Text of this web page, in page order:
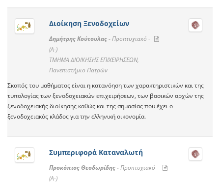
Διοίκηση Ξενοδοχείων
Δημήτρης Κούτουλας -Προπτυχιακό -
(A-)
ΤΜΗΜΑ ΔΙΟΙΚΗΣΗΣ ΕΠΙΧΕΙΡΗΣΕΩΝ,
Πανεπιστήμιο Πατρών
Σκοπός του μαθήματος είναι η κατανόηση των χαρακτηριστικών και της
τυπολογίας των ξενοδοχειακών επιχειρήσεων, των βασικών αρχών της
ξενοδοχειακής διοίκησης καθώς και της σημασίας που έχει ο
ξενοδοχειακός κλάδος για την ελληνική οικονομία.
Συμπεριφορά Καταναλωτή
Προκόπιος Θεοδωρίδης -Προπτυχιακό -
(A-)